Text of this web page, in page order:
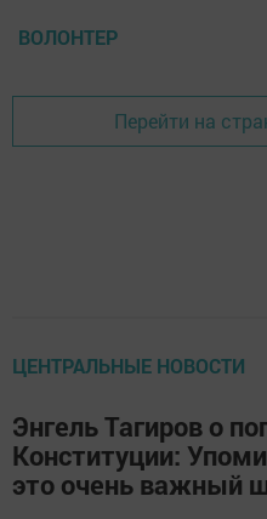
ВОЛОНТЕР
Перейти на
ЦЕНТРАЛЬНЫЕ НОВОСТИ
Энгель Тагиров о
Конституции:
это очень важный